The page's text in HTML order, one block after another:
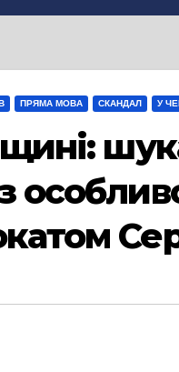
ПРЯМА МОВА СКАНДАЛ У